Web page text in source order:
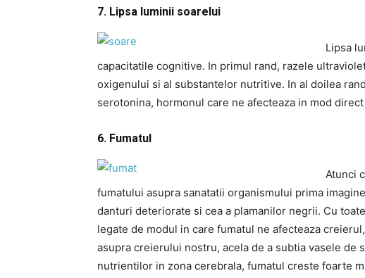
7. Lipsa luminii soarelui
Lipsa
capacitatile cognitive. In primul rand, razele
oxigenului si al substantelor nutritive. In al doilea
serotonina, hormonul care ne afecteaza in mod
6. Fumatul
Atunci
fumatului asupra sanatatii organismului prima
danturi deteriorate si cea a plamanilor negrii. Cu
legate de modul in care fumatul ne afecteaza
asupra creierului nostru, acela de a subtia vasele de
nutrientilor in zona cerebrala, fumatul creste foarte